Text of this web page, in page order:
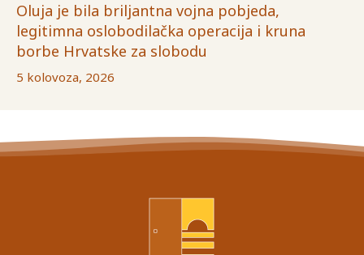
Oluja je bila briljantna vojna pobjeda,
legitimna oslobodilačka operacija i kruna
borbe Hrvatske za slobodu
5 kolovoza, 2026